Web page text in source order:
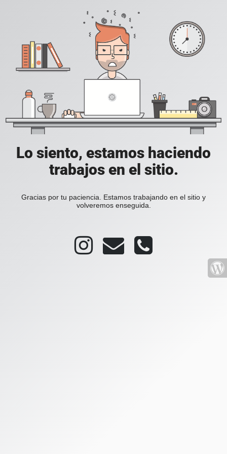
Lo siento, estamos haciendo
trabajos en el sitio.
Gracias por tu paciencia. Estamos trabajando en el sitio y
volveremos enseguida.